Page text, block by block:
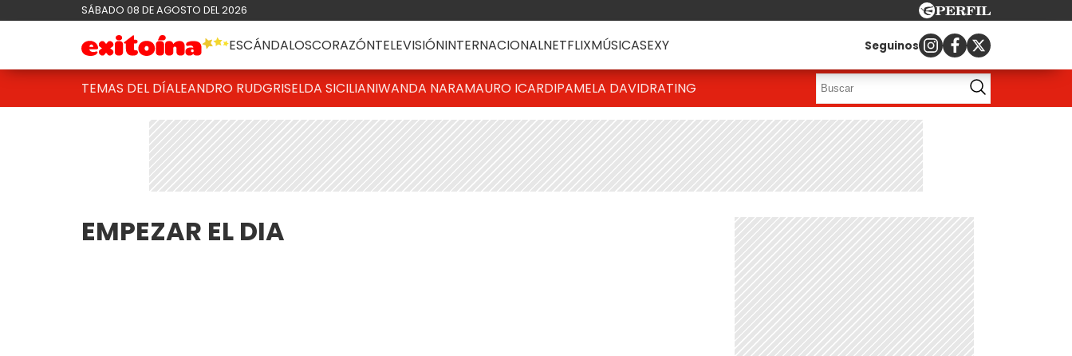
SÁBADO 08 DE AGOSTO DEL 2026
ESCÁNDALOSCORAZÓNTELEVISIÓNINTERNACIONALNETFLIXMÚSICASEXY Seguinos
TEMAS DEL DÍALEANDRO RUDGRISELDA SICILIANIWANDA NARAMAURO ICARDIPAMELA DAVIDRATING
EMPEZAR EL DIA